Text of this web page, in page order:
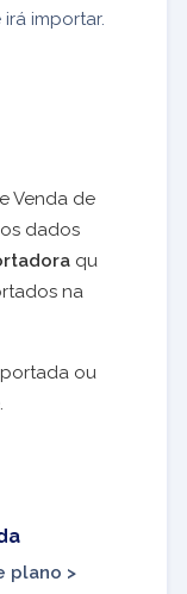
importar.
Venda de
dados
qu
na
ou
plano >